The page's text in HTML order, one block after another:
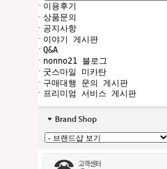
· 이용후기
· 상품문의
· 공지사항
· 이야기 게시판
· Q&A
· nonno21 블로그
· 굿스마일 미카탄
· 구매대행 문의 게시판
· 프리미엄 서비스 게시판